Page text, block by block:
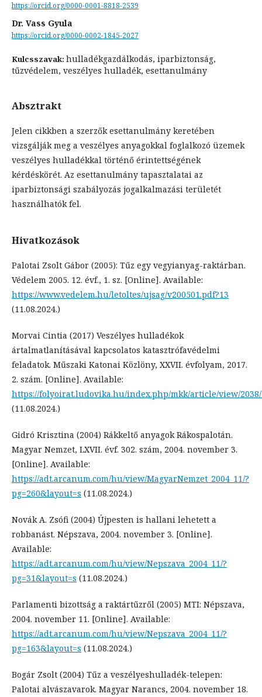
https://orcid.org/0000-0001-8818-2539
Dr. Vass Gyula
https://orcid.org/0000-0002-1845-2027
Kulcsszavak: hulladékgazdálkodás, iparbiztonság,
tűzvédelem, veszélyes hulladék, esettanulmány
Absztrakt
Jelen cikkben a szerzők esettanulmány keretében
vizsgálják meg a veszélyes anyagokkal foglalkozó üzemek
veszélyes hulladékkal történő érintettségének
kérdéskörét. Az esettanulmány tapasztalatai az
iparbiztonsági szabályozás jogalkalmazási területét
használhatók fel.
Hivatkozások
Palotai Zsolt Gábor (2005): Tűz egy vegyianyag-raktárban.
Védelem 2005. 12. évf., 1. sz. [Online]. Available:
https://www.vedelem.hu/letoltes/ujsag/v200501.pdf?13
(11.08.2024.)
Morvai Cintia (2017) Veszélyes hulladékok
ártalmatlanításával kapcsolatos katasztrófavédelmi
feladatok. Műszaki Katonai Közlöny, XXVII. évfolyam, 2017.
2. szám. [Online]. Available:
https://folyoirat.ludovika.hu/index.php/mkk/article/view/2038/
(11.08.2024.)
Gidró Krisztina (2004) Rákkeltő anyagok Rákospalotán.
Magyar Nemzet, LXVII. évf. 302. szám, 2004. november 3.
[Online]. Available:
https://adt.arcanum.com/hu/view/MagyarNemzet_2004_11/?
pg=260&layout=s (11.08.2024.)
Novák A. Zsófi (2004) Újpesten is hallani lehetett a
robbanást. Népszava, 2004. november 3. [Online].
Available:
https://adt.arcanum.com/hu/view/Nepszava_2004_11/?
pg=31&layout=s (11.08.2024.)
Parlamenti bizottság a raktártűzről (2005) MTI: Népszava,
2004. november 11. [Online]. Available:
https://adt.arcanum.com/hu/view/Nepszava_2004_11/?
pg=163&layout=s (11.08.2024.)
Bogár Zsolt (2004) Tűz a veszélyeshulladék-telepen:
Palotai alvászavarok. Magyar Narancs, 2004. november 18.